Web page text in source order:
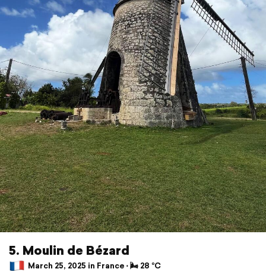
5. Moulin de Bézard
March 25, 2025 in France ⋅ 🌬 28 °C